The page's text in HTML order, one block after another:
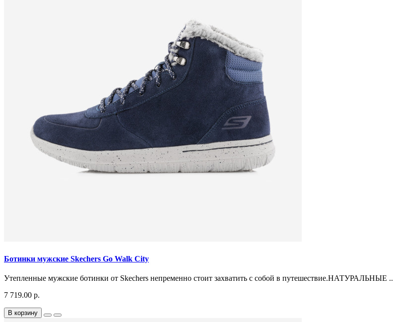
Ботинки мужские Skechers Go Walk City
Утепленные мужские ботинки от Skechers непременно стоит захватить с собой в путешествие.НАТУРАЛЬНЫЕ ..
7 719.00 р.
В корзину